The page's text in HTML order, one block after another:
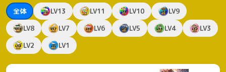
全体 LV13 LV11 LV10
LV9
LV8
LV7 LV6 LV5 LV4
LV3
LV2
LV1